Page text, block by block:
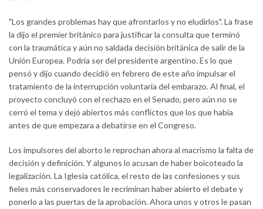
"Los grandes problemas hay que afrontarlos y no eludirlos". La frase
la dijo el premier británico para justificar la consulta que terminó
con la traumática y aún no saldada decisión británica de salir de la
Unión Europea. Podría ser del presidente argentino. Es lo que
pensó y dijo cuando decidió en febrero de este año impulsar el
tratamiento de la interrupción voluntaria del embarazo. Al final, el
proyecto concluyó con el rechazo en el Senado, pero aún no se
cerró el tema y dejó abiertos más conflictos que los que había
antes de que empezara a debatirse en el Congreso.
Los impulsores del aborto le reprochan ahora al macrismo la falta de
decisión y definición. Y algunos lo acusan de haber boicoteado la
legalización. La Iglesia católica, el resto de las confesiones y sus
fieles más conservadores le recriminan haber abierto el debate y
ponerlo a las puertas de la aprobación. Ahora unos y otros le pasan